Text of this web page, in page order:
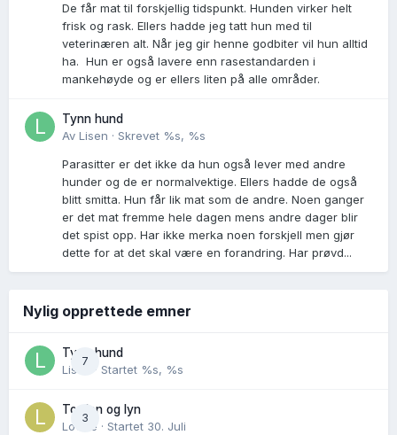
De får mat til forskjellig tidspunkt. Hunden virker helt
frisk og rask. Ellers hadde jeg tatt hun med til
veterinæren alt. Når jeg gir henne godbiter vil hun alltid
ha. Hun er også lavere enn rasestandarden i
mankehøyde og er ellers liten på alle områder.
Tynn hund
Av Lisen · Skrevet %s, %s
Parasitter er det ikke da hun også lever med andre
hunder og de er normalvektige. Ellers hadde de også
blitt smitta. Hun får lik mat som de andre. Noen ganger
er det mat fremme hele dagen mens andre dager blir
det spist opp. Har ikke merka noen forskjell men gjør
dette for at det skal være en forandring. Har prøvd...
Nylig opprettede emner
7
Tynn hund
Lisen
· Startet %s, %s
3
Torden og lyn
Lovise · Startet 30. Juli